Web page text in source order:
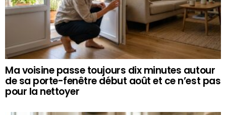
Ma voisine passe toujours dix minutes autour
de sa porte-fenêtre début août et ce n’est pas
pour la nettoyer